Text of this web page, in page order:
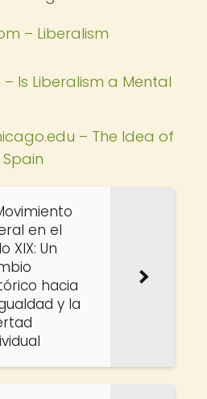
– Liberalism
Is Liberalism a Mental
– The Idea of
en el
XIX: Un
hacia
y la